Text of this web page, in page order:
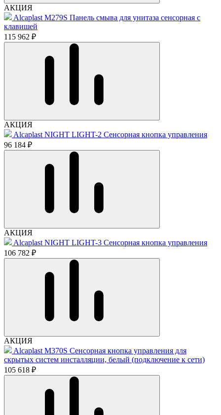
АКЦИЯ
Alcaplast M279S Панель смыва для унитаза сенсорная с
клавишей
115 962 ₽
АКЦИЯ
Alcaplast NIGHT LIGHT-2 Сенсорная кнопка управления
96 184 ₽
АКЦИЯ
Alcaplast NIGHT LIGHT-3 Сенсорная кнопка управления
106 782 ₽
АКЦИЯ
Alcaplast M370S Сенсорная кнопка управления для
скрытых систем инсталляции, белый (подключение к сети)
105 618 ₽